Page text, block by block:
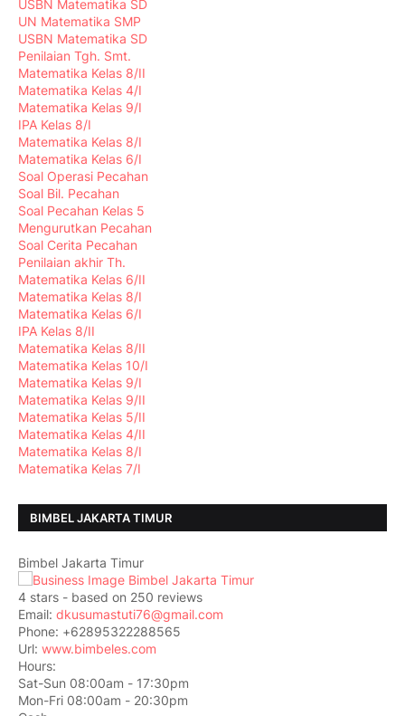
USBN Matematika SD
UN Matematika SMP
USBN Matematika SD
Penilaian Tgh. Smt.
Matematika Kelas 8/II
Matematika Kelas 4/I
Matematika Kelas 9/I
IPA Kelas 8/I
Matematika Kelas 8/I
Matematika Kelas 6/I
Soal Operasi Pecahan
Soal Bil. Pecahan
Soal Pecahan Kelas 5
Mengurutkan Pecahan
Soal Cerita Pecahan
Penilaian akhir Th.
Matematika Kelas 6/II
Matematika Kelas 8/I
Matematika Kelas 6/I
IPA Kelas 8/II
Matematika Kelas 8/II
Matematika Kelas 10/I
Matematika Kelas 9/I
Matematika Kelas 9/II
Matematika Kelas 5/II
Matematika Kelas 4/II
Matematika Kelas 8/I
Matematika Kelas 7/I
BIMBEL JAKARTA TIMUR
Bimbel Jakarta Timur
4 stars - based on 250 reviews
Email: dkusumastuti76@gmail.com
Phone: +62895322288565
Url: www.bimbeles.com
Hours:
Sat-Sun 08:00am - 17:30pm
Mon-Fri 08:00am - 20:30pm